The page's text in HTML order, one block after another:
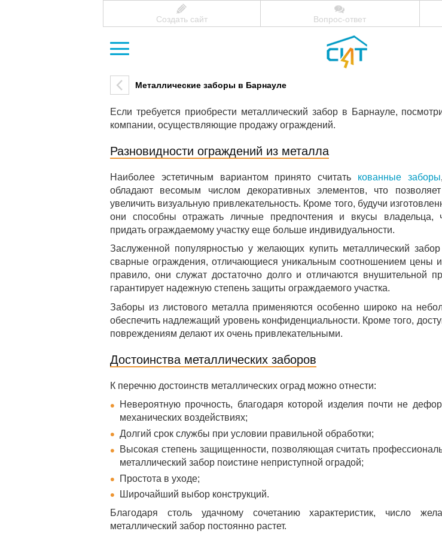
Создать сайт Вопрос-ответ
Металлические заборы в Барнауле
Если требуется приобрести металлический забор в Барнауле,
компании, осуществляющие продажу ограждений.
Разновидности ограждений из металла
Наиболее эстетичным вариантом принято считать кованные заборы
обладают весомым числом декоративных элементов, что
увеличить визуальную привлекательность. Кроме того, будучи
они способны отражать личные предпочтения и вкусы владельца,
придать ограждаемому участку еще больше индивидуальности.
Заслуженной популярностью у желающих купить металлический
сварные ограждения, отличающиеся уникальным соотношением цены и
правило, они служат достаточно долго и отличаются внушительной
гарантирует надежную степень защиты ограждаемого участка.
Заборы из листового металла применяются особенно широко на
обеспечить надлежащий уровень конфиденциальности. Кроме того,
повреждениям делают их очень привлекательными.
Достоинства металлических заборов
К перечню достоинств металлических оград можно отнести:
Невероятную прочность, благодаря которой изделия почти не
механических воздействиях;
Долгий срок службы при условии правильной обработки;
Высокая степень защищенности, позволяющая считать
металлический забор поистине неприступной оградой;
Простота в уходе;
Широчайший выбор конструкций.
Благодаря столь удачному сочетанию характеристик, число
металлический забор постоянно растет.